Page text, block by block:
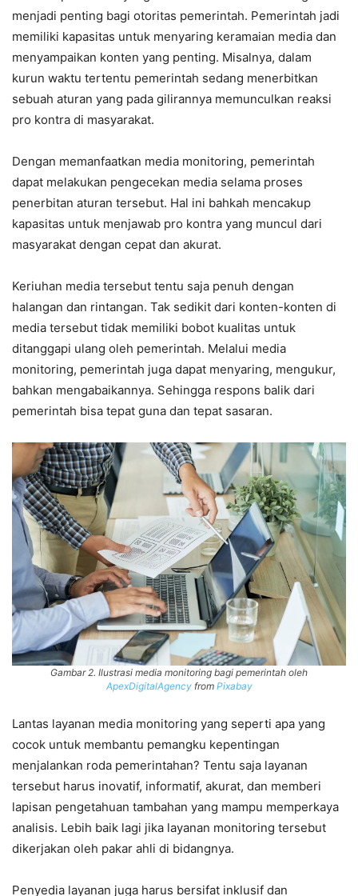
menjadi penting bagi otoritas pemerintah. Pemerintah jadi
memiliki kapasitas untuk menyaring keramaian media dan
menyampaikan konten yang penting. Misalnya, dalam
kurun waktu tertentu pemerintah sedang menerbitkan
sebuah aturan yang pada gilirannya memunculkan reaksi
pro kontra di masyarakat.
Dengan memanfaatkan media monitoring, pemerintah
dapat melakukan pengecekan media selama proses
penerbitan aturan tersebut. Hal ini bahkah mencakup
kapasitas untuk menjawab pro kontra yang muncul dari
masyarakat dengan cepat dan akurat.
Keriuhan media tersebut tentu saja penuh dengan
halangan dan rintangan. Tak sedikit dari konten-konten di
media tersebut tidak memiliki bobot kualitas untuk
ditanggapi ulang oleh pemerintah. Melalui media
monitoring, pemerintah juga dapat menyaring, mengukur,
bahkan mengabaikannya. Sehingga respons balik dari
pemerintah bisa tepat guna dan tepat sasaran.
Gambar 2. Ilustrasi media monitoring bagi pemerintah oleh
ApexDigitalAgencyfrom Pixabay
Lantas layanan media monitoring yang seperti apa yang
cocok untuk membantu pemangku kepentingan
menjalankan roda pemerintahan? Tentu saja layanan
tersebut harus inovatif, informatif, akurat, dan memberi
lapisan pengetahuan tambahan yang mampu memperkaya
analisis. Lebih baik lagi jika layanan monitoring tersebut
dikerjakan oleh pakar ahli di bidangnya.
Penyedia layanan juga harus bersifat inklusif dan